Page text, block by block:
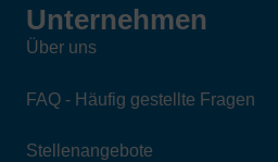
Unternehmen
Über uns
FAQ - Häufig gestellte Fragen
Stellenangebote